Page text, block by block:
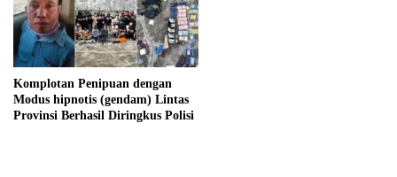
Komplotan Penipuan dengan
Modus hipnotis (gendam) Lintas
Provinsi Berhasil Diringkus Polisi